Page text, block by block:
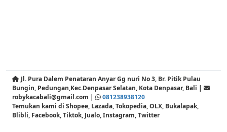
Jl. Pura Dalem Penataran Anyar Gg nuri No 3, Br. Pitik Pulau
Bungin, Pedungan,Kec.Denpasar Selatan, Kota Denpasar, Bali |
robykacabali@gmail.com |
081238938120
Temukan kami di Shopee, Lazada, Tokopedia, OLX, Bukalapak,
Blibli, Facebook, Tiktok, Jualo, Instagram, Twitter